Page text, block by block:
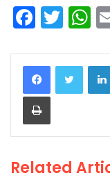
F
a
c
e
b
o
k
T
w
itt
er
h
a
ts
p
Print
Related